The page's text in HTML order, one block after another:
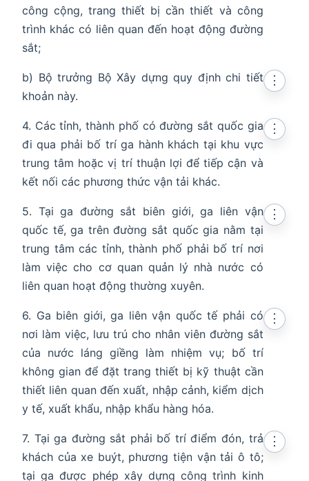
công cộng, trang thiết bị cần thiết và công
trình khác có liên quan đến hoạt động đường
sắt;
b) Bộ trưởng Bộ Xây dựng quy định chi tiết
khoản này.
⋮
4. Các tỉnh, thành phố có đường sắt quốc gia
đi qua phải bố trí ga hành khách tại khu vực
trung tâm hoặc vị trí thuận lợi để tiếp cận và
kết nối các phương thức vận tải khác.
⋮
5. Tại ga đường sắt biên giới, ga liên vận
quốc tế, ga trên đường sắt quốc gia nằm tại
trung tâm các tỉnh, thành phố phải bố trí nơi
làm việc cho cơ quan quản lý nhà nước có
liên quan hoạt động thường xuyên.
⋮
6. Ga biên giới, ga liên vận quốc tế phải có
nơi làm việc, lưu trú cho nhân viên đường sắt
của nước láng giềng làm nhiệm vụ; bố trí
không gian để đặt trang thiết bị kỹ thuật cần
thiết liên quan đến xuất, nhập cảnh, kiểm dịch
y tế, xuất khẩu, nhập khẩu hàng hóa.
⋮
7. Tại ga đường sắt phải bố trí điểm đón, trả
khách của xe buýt, phương tiện vận tải ô tô;
tại ga được phép xây dựng công trình kinh
⋮